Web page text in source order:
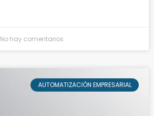
No hay comentarios
AUTOMATIZACIÓN EMPRESARIAL